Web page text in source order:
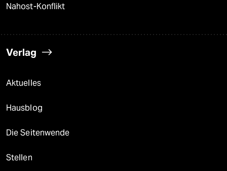
Nahost-Konflikt
Verlag
Aktuelles
Hausblog
Die Seitenwende
Stellen